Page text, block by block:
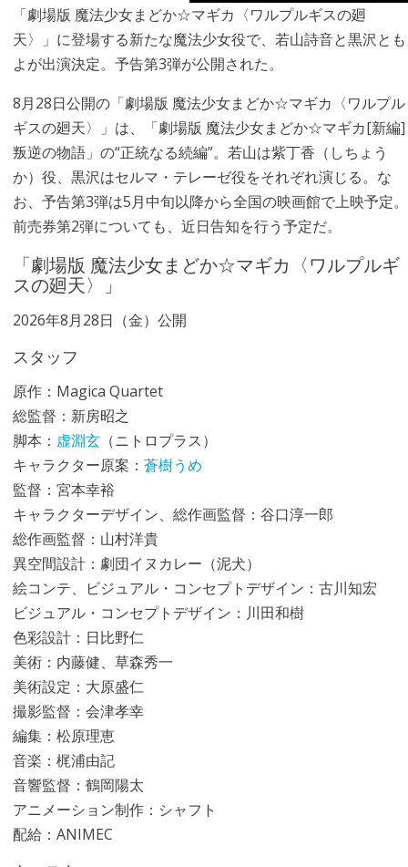
「劇場版 魔法少女まどか☆マギカ〈ワルプルギスの廻
天〉」に登場する新たな魔法少女役で、若山詩音と黒沢とも
よが出演決定。予告第3弾が公開された。
8月28日公開の「劇場版 魔法少女まどか☆マギカ〈ワルプル
ギスの廻天〉」は、「劇場版 魔法少女まどか☆マギカ[新編]
叛逆の物語」の“正統なる続編”。若山は紫丁香（しちょう
か）役、黒沢はセルマ・テレーゼ役をそれぞれ演じる。な
お、予告第3弾は5月中旬以降から全国の映画館で上映予定。
前売券第2弾についても、近日告知を行う予定だ。
「劇場版 魔法少女まどか☆マギカ〈ワルプルギ
スの廻天〉」
2026年8月28日（金）公開
スタッフ
原作：Magica Quartet
総監督：新房昭之
脚本： 虚淵玄（ニトロプラス）
キャラクター原案： 蒼樹うめ
監督：宮本幸裕
キャラクターデザイン、総作画監督：谷口淳一郎
総作画監督：山村洋貴
異空間設計：劇団イヌカレー（泥犬）
絵コンテ、ビジュアル・コンセプトデザイン：古川知宏
ビジュアル・コンセプトデザイン：川田和樹
色彩設計：日比野仁
美術：内藤健、草森秀一
美術設定：大原盛仁
撮影監督：会津孝幸
編集：松原理恵
音楽：梶浦由記
音響監督：鶴岡陽太
アニメーション制作：シャフト
配給：ANIMEC